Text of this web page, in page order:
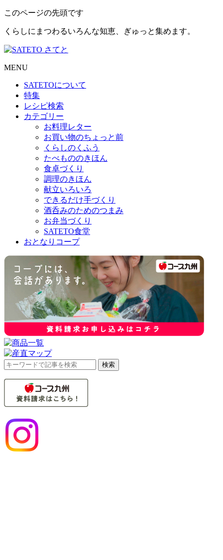
このページの先頭です
くらしにまつわるいろんな知恵、ぎゅっと集めます。
MENU
SATETOについて
特集
レシピ検索
カテゴリー
お料理レター
お買い物のちょっと前
くらしのくふう
たべもののきほん
食卓づくり
調理のきほん
献立いろいろ
できるだけ手づくり
酒呑みのためのつまみ
お弁当づくり
SATETO食堂
おとなりコープ
検
検索